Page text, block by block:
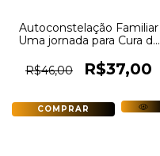
Autoconstelação Familiar
Uma jornada para Cura da
R$46,00
R$37,00